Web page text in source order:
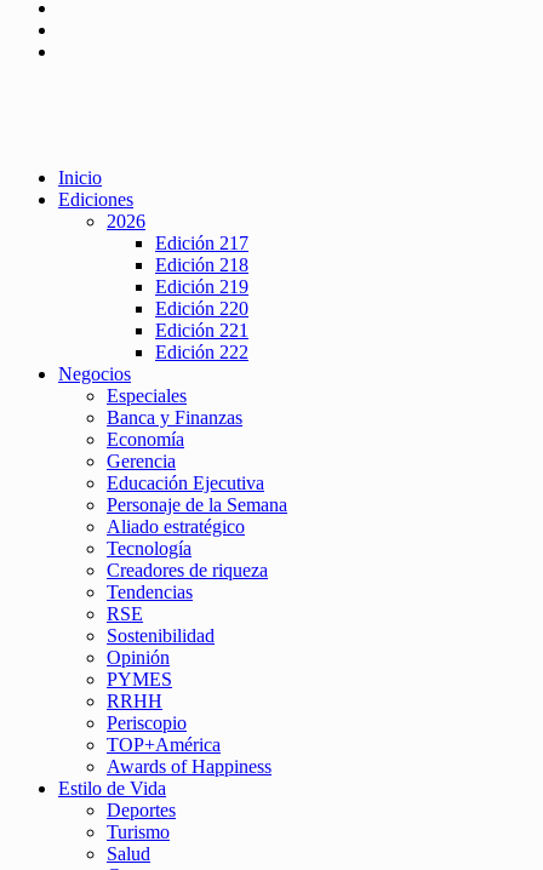
Inicio
Ediciones
2026
Edición 217
Edición 218
Edición 219
Edición 220
Edición 221
Edición 222
Negocios
Especiales
Banca y Finanzas
Economía
Gerencia
Educación Ejecutiva
Personaje de la Semana
Aliado estratégico
Tecnología
Creadores de riqueza
Tendencias
RSE
Sostenibilidad
Opinión
PYMES
RRHH
Periscopio
TOP+América
Awards of Happiness
Estilo de Vida
Deportes
Turismo
Salud